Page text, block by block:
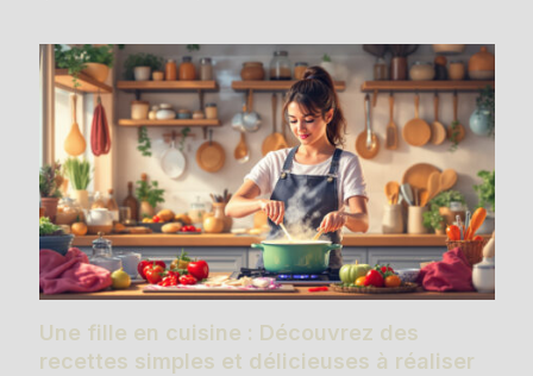
Une fille en cuisine : Découvrez des
recettes simples et délicieuses à réaliser